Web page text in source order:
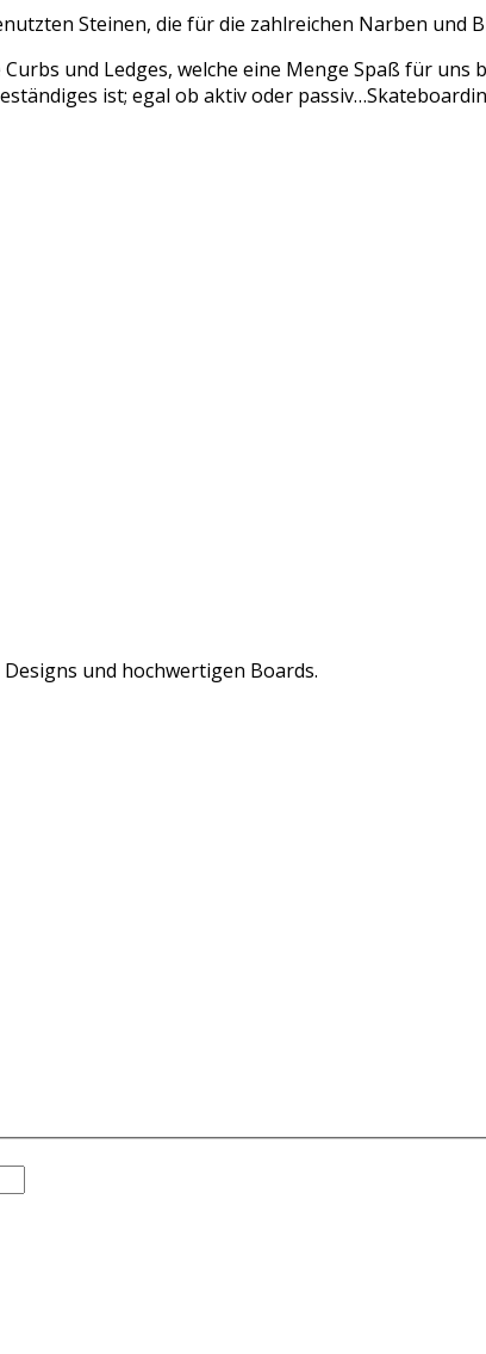
Steinen, die für die zahlreichen Narben und
und Ledges, welche eine Menge Spaß für uns
ist; egal ob aktiv oder
und hochwertigen Boards.